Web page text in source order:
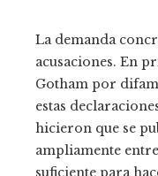
La demanda
acusaciones. En
Gotham por
estas
hicieron que se
ampliamente
suficiente para